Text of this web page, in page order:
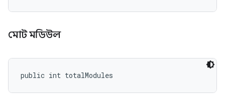
মোট মডিউল
public int totalModules